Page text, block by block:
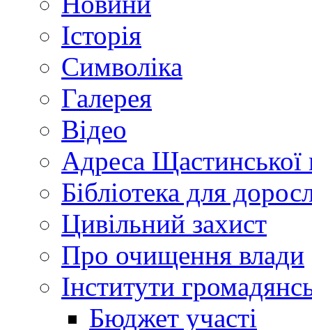
Історія
Символіка
Галерея
Відео
Адреса Щастинської
Бібліотека для
Цивільний захист
Про очищення влади
Інститути
Бюджет участі